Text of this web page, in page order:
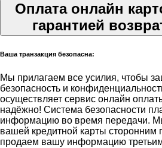
Оплата онлайн
гарантией
Ваша транзакция безопасна:
Мы прилагаем все усилия, чтобы
безопасность и
осуществляет сервис онлайн
надёжно! Система безопасности
информацию во время передачи.
вашей кредитной карты сторонним
продаем вашу информацию